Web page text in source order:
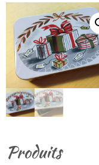
Produits